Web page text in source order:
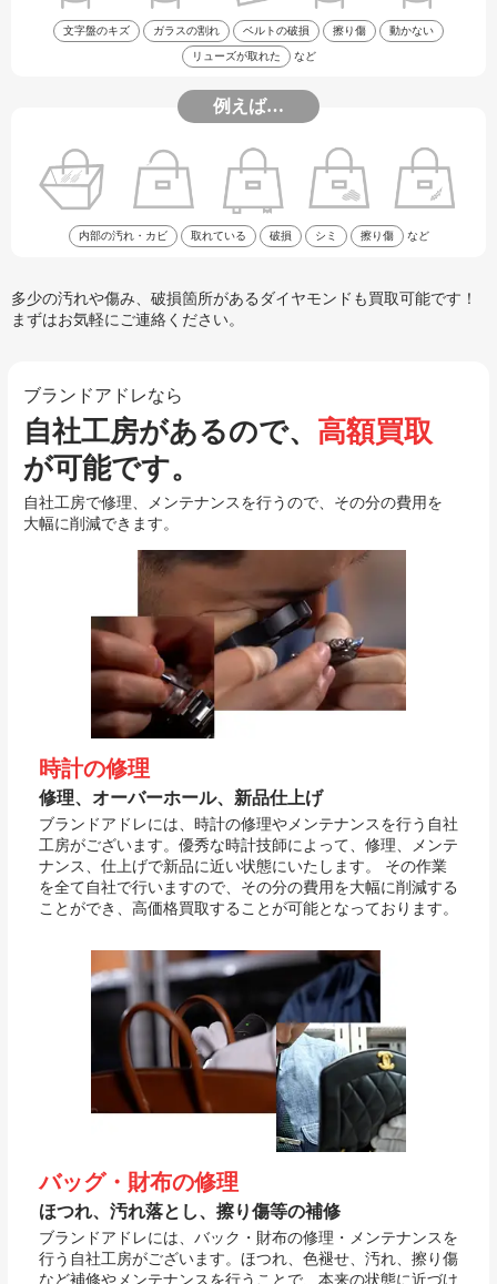
文字盤のキズ ガラスの割れ ベルトの破損 擦り傷 動かない
リューズが取れた など
例えば…
内部の汚れ・カビ 取れている 破損 シミ 擦り傷 など
多少の汚れや傷み、破損箇所があるダイヤモンドも買取可能です！
まずはお気軽にご連絡ください。
ブランドアドレなら
自社工房があるので、 高額買取
が可能です。
自社工房で修理、メンテナンスを行うので、その分の費用を
大幅に削減できます。
時計の修理
修理、オーバーホール、新品仕上げ
ブランドアドレには、時計の修理やメンテナンスを行う自社
工房がございます。優秀な時計技師によって、修理、メンテ
ナンス、仕上げで新品に近い状態にいたします。 その作業
を全て自社で行いますので、その分の費用を大幅に削減する
ことができ、高価格買取することが可能となっております。
バッグ・財布の修理
ほつれ、汚れ落とし、擦り傷等の補修
ブランドアドレには、バック・財布の修理・メンテナンスを
行う自社工房がございます。ほつれ、色褪せ、汚れ、擦り傷
など補修やメンテナンスを行うことで、本来の状態に近づけ